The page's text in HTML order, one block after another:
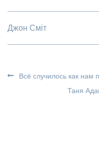
Джон Сміт
Всё случилось как нам
Таня